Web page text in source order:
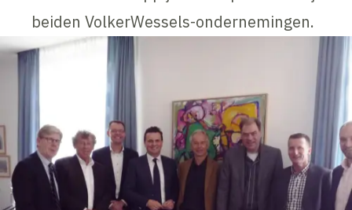
beiden VolkerWessels-ondernemingen.